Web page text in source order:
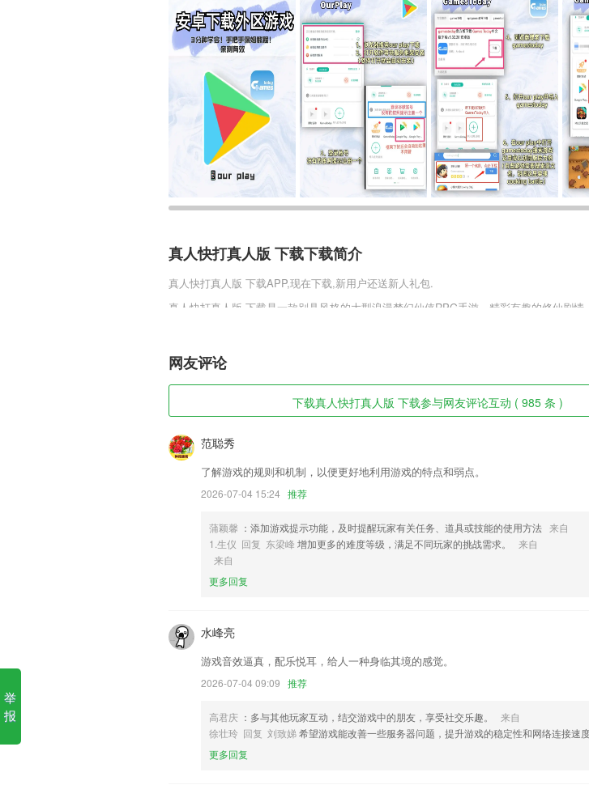
真人快打真人版 下载下载简介
真人快打真人版 下载APP,现在下载,新用户还送新人礼包.
真人快打真人版 下载是一款别具风格的大型浪漫梦幻仙侠RPG手游，精彩有趣的修仙剧情
战方式，可以带给你别致的修仙体验，炫酷华丽的服饰，玩家登陆游戏就可获得，自由的
真人快打真人版 下载软件特色
2,学习不孤单，爱教学全程陪伴，反馈、辅导和激励。适时给以成就感，提高学习兴趣，
3,全部网络、出版小说一网打尽。
4,用户可以随意的将自己的图片完成裁剪以及各种各样的美化。
5,易购药：先进的导医问药，发展远程移动医疗，为用户提供易购药、药店导航、药品直搜
真人快打真人版 下载软件优势
1.为各位提供了更全面且优质的教学，功能多多且安全好用的手机成语学习工具。
2.名胜古迹，在软件中有动画形象的名胜古迹，保证用户能全面认识。
学习热爱学习 学习的高速与有效。
4.而作为创始团队的我们，甚至留学过程的艰辛与不易，在我们自己读书的过程中碰到的问
6.操作简单，设置了不同的向导化，还有智能化等等不同的采纳数都可以根据学校的方式去
网友评论
下载真人快打真人版 下载参与网友评论互动 ( 985 条 )
范聪秀
了解游戏的规则和机制，以便更好地利用游戏的特点和弱点。
2026-07-04 15:24 推荐
蒲颖馨 ：添加游戏提示功能，及时提醒玩家有关任务、道具或技能的使用方法 来自
1.生仪 回复 东梁峰 增加更多的难度等级，满足不同玩家的挑战需求。
来自
来自
更多回复
水峰亮
游戏音效逼真，配乐悦耳，给人一种身临其境的感觉。
2026-07-04 09:09 推荐
高君庆 ：多与其他玩家互动，结交游戏中的朋友，享受社交乐趣。
来自
徐壮玲 回复 刘致娣希望游戏能改善一些服务器问题，提升游戏的稳定性和网络连接速度
更多回复
举
报